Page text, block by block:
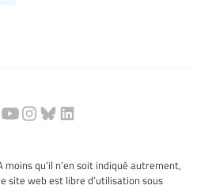
qu’il n’en soit indiqué autrement,
site web est libre d’utilisation sous